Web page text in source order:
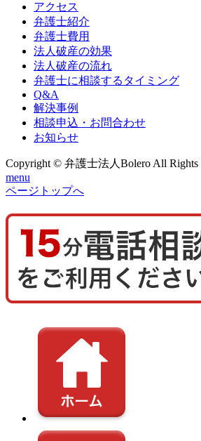
アクセス
弁護士紹介
弁護士費用
法人破産の効果
法人破産の流れ
弁護士に相談するタイミング
Q&A
解決事例
相談申込・お問合わせ
お知らせ
Copyright © 弁護士法人Bolero All Rights
menu
ページトップへ